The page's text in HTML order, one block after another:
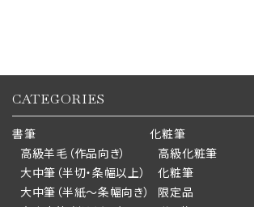
CATEGORIES
書筆
高級羊毛（作品向き）
大中筆（半切・条幅以上）
大中筆（半紙～条幅向き）
化粧筆
高級化粧筆
化粧筆
限定品